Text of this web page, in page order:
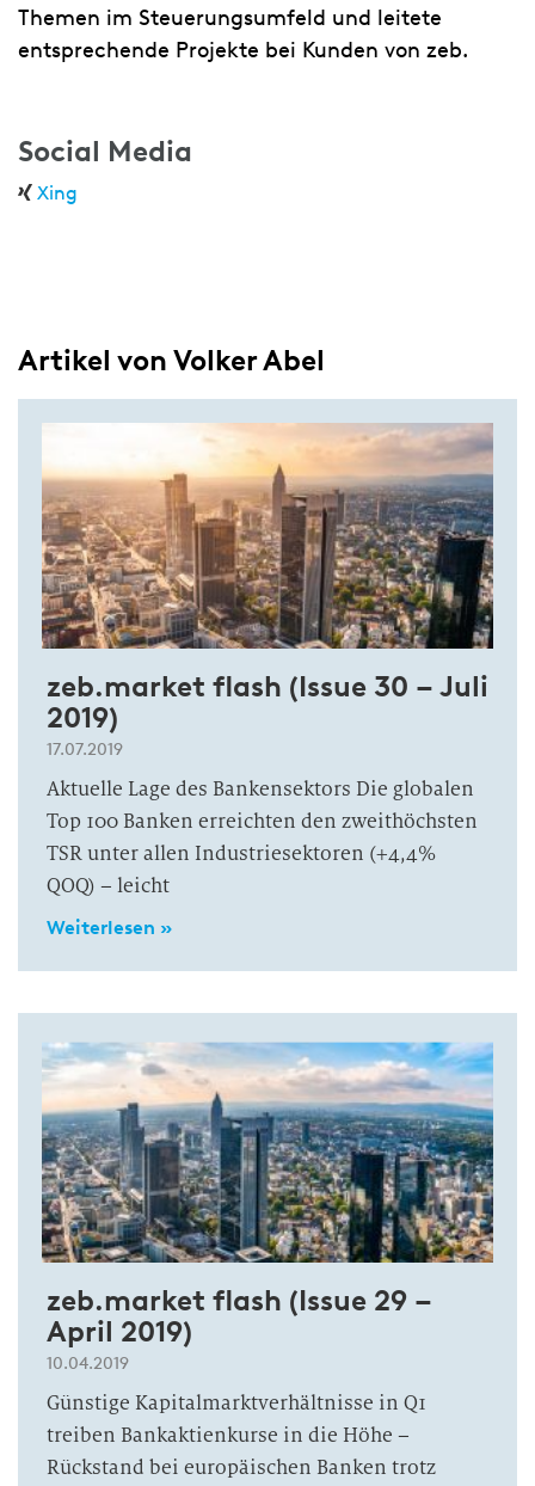
Themen im Steuerungsumfeld und leitete
entsprechende Projekte bei Kunden von zeb.
Social Media
Xing
Artikel von Volker Abel
zeb.market flash (Issue 30 – Juli
2019)
17.07.2019
Aktuelle Lage des Bankensektors Die globalen
Top 100 Banken erreichten den zweithöchsten
TSR unter allen Industriesektoren (+4,4%
QOQ) – leicht
Weiterlesen »
zeb.market flash (Issue 29 –
April 2019)
10.04.2019
Günstige Kapitalmarktverhältnisse in Q1
treiben Bankaktienkurse in die Höhe –
Rückstand bei europäischen Banken trotz